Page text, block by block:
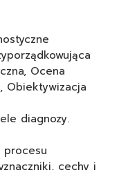
Ocena
Obiektywizacja
diagnozy.
procesu
cechy i